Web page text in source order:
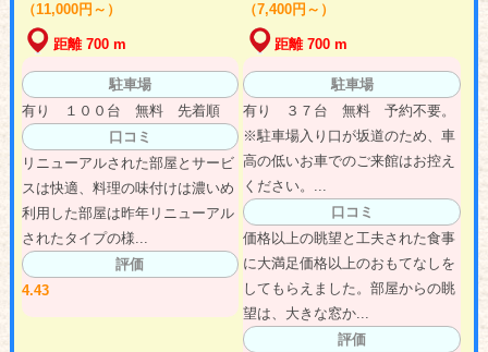
（11,000円～）
距離 700 m
駐車場
有り １００台 無料 先着順
口コミ
リニューアルされた部屋とサービ
スは快適、料理の味付けは濃いめ
利用した部屋は昨年リニューアル
されたタイプの様...
評価
4.43
（7,400円～）
距離 700 m
駐車場
有り ３７台 無料 予約不要。
※駐車場入り口が坂道のため、車
高の低いお車でのご来館はお控え
ください。...
口コミ
価格以上の眺望と工夫された食事
に大満足価格以上のおもてなしを
してもらえました。部屋からの眺
望は、大きな窓か...
評価